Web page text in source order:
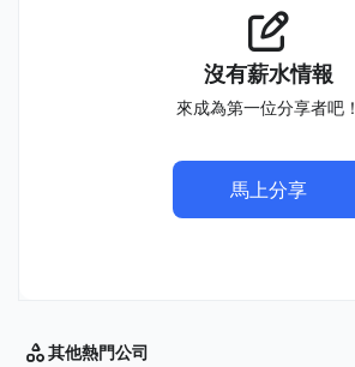
沒有薪水情報
來成為第一位分享者吧！
馬上分享
其他熱門公司